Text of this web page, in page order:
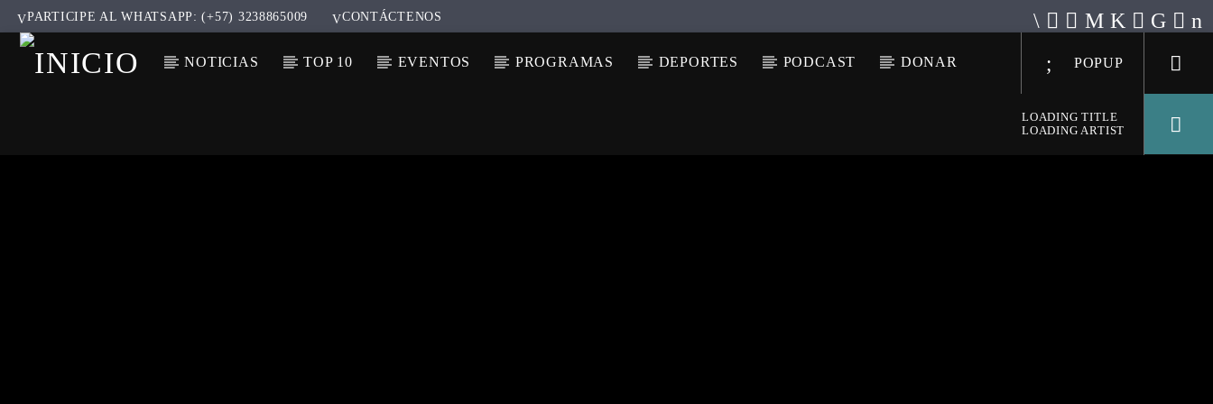
PARTICIPE AL WHATSAPP: (+57) 3238865009 CONTÁCTENOS
NOTICIAS TOP 10 EVENTOS PROGRAMAS DEPORTES PODCAST DONAR POPUP
LOADING TITLE
LOADING ARTIST